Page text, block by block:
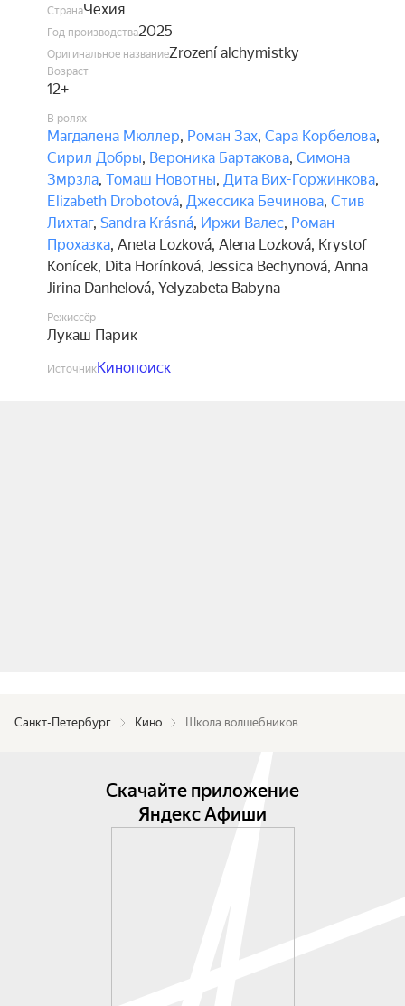
СтранаЧехия
Год производства2025
Оригинальное названиеZrození alchymistky
Возраст
12+
В ролях
Магдалена Мюллер, Роман Зах, Сара Корбелова,
Сирил Добры, Вероника Бартакова, Симона
Змрзла, Томаш Новотны, Дита Вих-Горжинкова,
Elizabeth Drobotová, Джессика Бечинова, Стив
Лихтаг, Sandra Krásná, Иржи Валес, Роман
Прохазка, Aneta Lozková, Alena Lozková, Krystof
Konícek, Dita Horínková, Jessica Bechynová, Anna
Jirina Danhelová, Yelyzabeta Babyna
Режиссёр
Лукаш Парик
ИсточникКинопоиск
Санкт-Петербург Кино Школа волшебников
Скачайте приложение
Яндекс Афиши